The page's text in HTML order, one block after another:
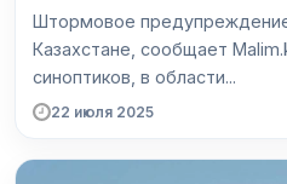
Штормовое
Казахстане, сообщает Malim.kz По
синоптиков, в области...
22 июля 2025